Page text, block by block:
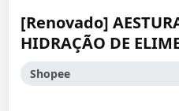
[Renovado]
HIDRAÇÃO DE
Shopee